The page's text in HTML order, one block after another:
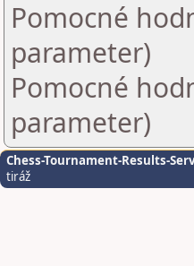
Pomocné
parameter)
Pomocné
parameter)
Chess-Tournament-Results-
tiráž